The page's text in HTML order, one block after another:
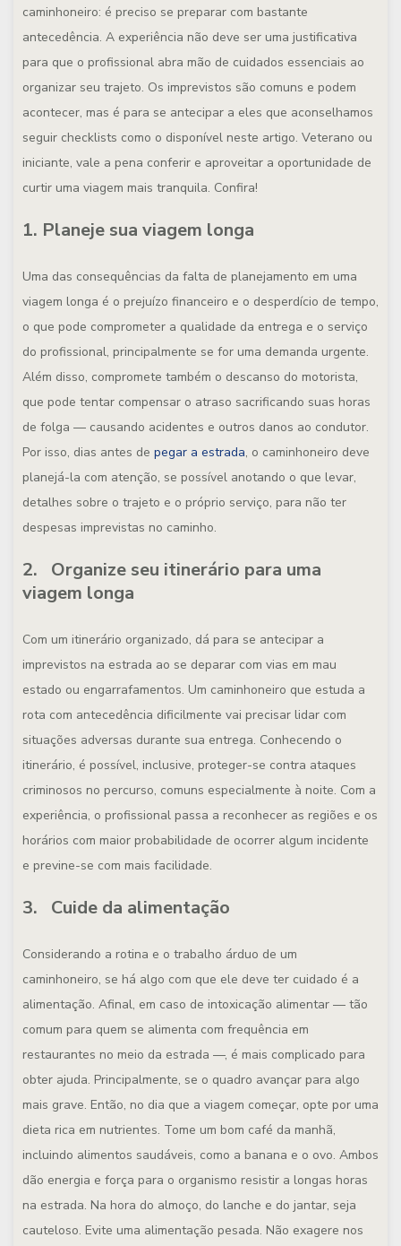
caminhoneiro: é preciso se preparar com bastante
antecedência. A experiência não deve ser uma justificativa
para que o profissional abra mão de cuidados essenciais ao
organizar seu trajeto. Os imprevistos são comuns e podem
acontecer, mas é para se antecipar a eles que aconselhamos
seguir checklists como o disponível neste artigo. Veterano ou
iniciante, vale a pena conferir e aproveitar a oportunidade de
curtir uma viagem mais tranquila. Confira!
1. Planeje sua viagem longa
Uma das consequências da falta de planejamento em uma
viagem longa é o prejuízo financeiro e o desperdício de tempo,
o que pode comprometer a qualidade da entrega e o serviço
do profissional, principalmente se for uma demanda urgente.
Além disso, compromete também o descanso do motorista,
que pode tentar compensar o atraso sacrificando suas horas
de folga — causando acidentes e outros danos ao condutor.
Por isso, dias antes de pegar a estrada, o caminhoneiro deve
planejá-la com atenção, se possível anotando o que levar,
detalhes sobre o trajeto e o próprio serviço, para não ter
despesas imprevistas no caminho.
2. Organize seu itinerário para uma
viagem longa
Com um itinerário organizado, dá para se antecipar a
imprevistos na estrada ao se deparar com vias em mau
estado ou engarrafamentos. Um caminhoneiro que estuda a
rota com antecedência dificilmente vai precisar lidar com
situações adversas durante sua entrega. Conhecendo o
itinerário, é possível, inclusive, proteger-se contra ataques
criminosos no percurso, comuns especialmente à noite. Com a
experiência, o profissional passa a reconhecer as regiões e os
horários com maior probabilidade de ocorrer algum incidente
e previne-se com mais facilidade.
3. Cuide da alimentação
Considerando a rotina e o trabalho árduo de um
caminhoneiro, se há algo com que ele deve ter cuidado é a
alimentação. Afinal, em caso de intoxicação alimentar — tão
comum para quem se alimenta com frequência em
restaurantes no meio da estrada —, é mais complicado para
obter ajuda. Principalmente, se o quadro avançar para algo
mais grave. Então, no dia que a viagem começar, opte por uma
dieta rica em nutrientes. Tome um bom café da manhã,
incluindo alimentos saudáveis, como a banana e o ovo. Ambos
dão energia e força para o organismo resistir a longas horas
na estrada. Na hora do almoço, do lanche e do jantar, seja
cauteloso. Evite uma alimentação pesada. Não exagere nos